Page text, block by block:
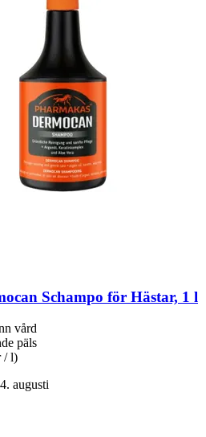
Schampo för Hästar, 1 l
vård
päls
/ l)
augusti